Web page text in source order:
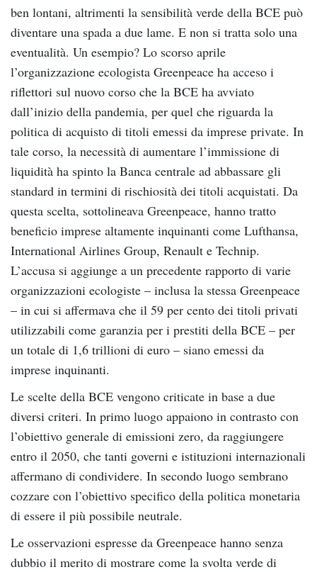
ben lontani, altrimenti la sensibilità verde della BCE può
diventare una spada a due lame. E non si tratta solo una
eventualità. Un esempio? Lo scorso aprile
l’organizzazione ecologista Greenpeace ha acceso i
riflettori sul nuovo corso che la BCE ha avviato
dall’inizio della pandemia, per quel che riguarda la
politica di acquisto di titoli emessi da imprese private. In
tale corso, la necessità di aumentare l’immissione di
liquidità ha spinto la Banca centrale ad abbassare gli
standard in termini di rischiosità dei titoli acquistati. Da
questa scelta, sottolineava Greenpeace, hanno tratto
beneficio imprese altamente inquinanti come Lufthansa,
International Airlines Group, Renault e Technip.
L’accusa si aggiunge a un precedente rapporto di varie
organizzazioni ecologiste – inclusa la stessa Greenpeace
– in cui si affermava che il 59 per cento dei titoli privati
utilizzabili come garanzia per i prestiti della BCE – per
un totale di 1,6 trillioni di euro – siano emessi da
imprese inquinanti.
Le scelte della BCE vengono criticate in base a due
diversi criteri. In primo luogo appaiono in contrasto con
l’obiettivo generale di emissioni zero, da raggiungere
entro il 2050, che tanti governi e istituzioni internazionali
affermano di condividere. In secondo luogo sembrano
cozzare con l’obiettivo specifico della politica monetaria
di essere il più possibile neutrale.
Le osservazioni espresse da Greenpeace hanno senza
dubbio il merito di mostrare come la svolta verde di